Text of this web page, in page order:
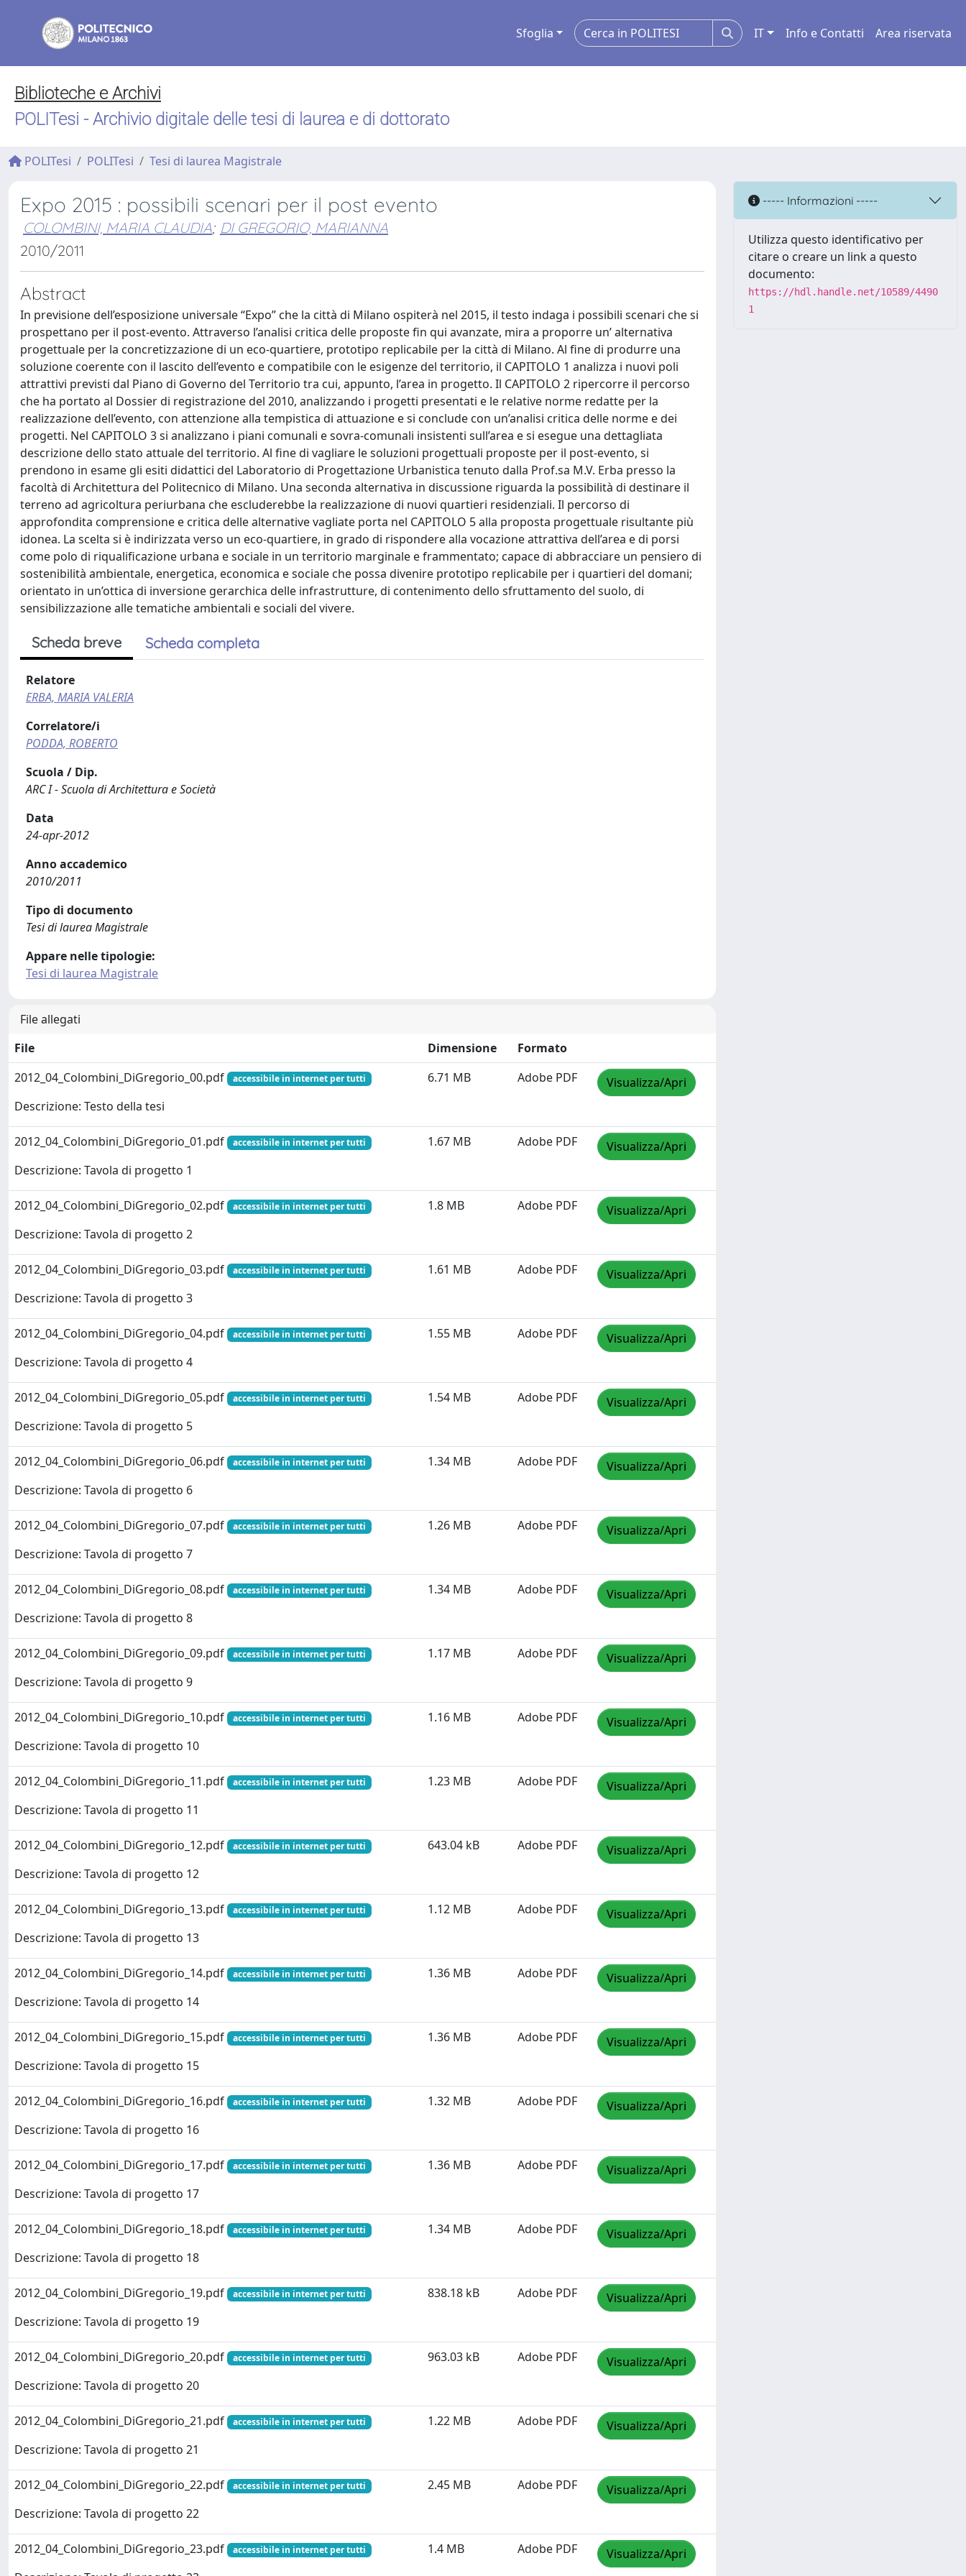
Sfoglia IT Info e Contatti Area riservata
Biblioteche e Archivi
POLITesi - Archivio digitale delle tesi di laurea e di dottorato
POLITesi POLITesi Tesi di laurea Magistrale
Expo 2015 : possibili scenari per il post evento
COLOMBINI, MARIA CLAUDIA; DI GREGORIO, MARIANNA
2010/2011
Abstract
In previsione dell’esposizione universale “Expo” che la città di Milano ospiterà nel 2015, il testo indaga i possibili scenari che si
prospettano per il post-evento. Attraverso l’analisi critica delle proposte fin qui avanzate, mira a proporre un’ alternativa
progettuale per la concretizzazione di un eco-quartiere, prototipo replicabile per la città di Milano. Al fine di produrre una
soluzione coerente con il lascito dell’evento e compatibile con le esigenze del territorio, il CAPITOLO 1 analizza i nuovi poli
attrattivi previsti dal Piano di Governo del Territorio tra cui, appunto, l’area in progetto. Il CAPITOLO 2 ripercorre il percorso
che ha portato al Dossier di registrazione del 2010, analizzando i progetti presentati e le relative norme redatte per la
realizzazione dell’evento, con attenzione alla tempistica di attuazione e si conclude con un’analisi critica delle norme e dei
progetti. Nel CAPITOLO 3 si analizzano i piani comunali e sovra-comunali insistenti sull’area e si esegue una dettagliata
descrizione dello stato attuale del territorio. Al fine di vagliare le soluzioni progettuali proposte per il post-evento, si
prendono in esame gli esiti didattici del Laboratorio di Progettazione Urbanistica tenuto dalla Prof.sa M.V. Erba presso la
facoltà di Architettura del Politecnico di Milano. Una seconda alternativa in discussione riguarda la possibilità di destinare il
terreno ad agricoltura periurbana che escluderebbe la realizzazione di nuovi quartieri residenziali. Il percorso di
approfondita comprensione e critica delle alternative vagliate porta nel CAPITOLO 5 alla proposta progettuale risultante più
idonea. La scelta si è indirizzata verso un eco-quartiere, in grado di rispondere alla vocazione attrattiva dell’area e di porsi
come polo di riqualificazione urbana e sociale in un territorio marginale e frammentato; capace di abbracciare un pensiero di
sostenibilità ambientale, energetica, economica e sociale che possa divenire prototipo replicabile per i quartieri del domani;
orientato in un’ottica di inversione gerarchica delle infrastrutture, di contenimento dello sfruttamento del suolo, di
sensibilizzazione alle tematiche ambientali e sociali del vivere.
Scheda breve Scheda completa
Relatore
ERBA, MARIA VALERIA
Correlatore/i
PODDA, ROBERTO
Scuola / Dip.
ARC I - Scuola di Architettura e Società
Data
24-apr-2012
Anno accademico
2010/2011
Tipo di documento
Tesi di laurea Magistrale
Appare nelle tipologie:
Tesi di laurea Magistrale
File allegati
File
Dimensione
Formato
2012_04_Colombini_DiGregorio_00.pdf
accessibile in internet per tutti
Descrizione: Testo della tesi
6.71 MB Adobe PDF Visualizza/Apri
2012_04_Colombini_DiGregorio_01.pdf accessibile in internet per tutti
Descrizione: Tavola di progetto 1
1.67 MB Adobe PDF Visualizza/Apri
2012_04_Colombini_DiGregorio_02.pdf accessibile in internet per tutti
Descrizione: Tavola di progetto 2
1.8 MB Adobe PDF Visualizza/Apri
2012_04_Colombini_DiGregorio_03.pdf accessibile in internet per tutti
Descrizione: Tavola di progetto 3
1.61 MB Adobe PDF Visualizza/Apri
2012_04_Colombini_DiGregorio_04.pdf accessibile in internet per tutti
Descrizione: Tavola di progetto 4
1.55 MB Adobe PDF Visualizza/Apri
2012_04_Colombini_DiGregorio_05.pdf accessibile in internet per tutti
Descrizione: Tavola di progetto 5
1.54 MB Adobe PDF Visualizza/Apri
2012_04_Colombini_DiGregorio_06.pdf accessibile in internet per tutti
Descrizione: Tavola di progetto 6
1.34 MB Adobe PDF Visualizza/Apri
2012_04_Colombini_DiGregorio_07.pdf accessibile in internet per tutti
Descrizione: Tavola di progetto 7
1.26 MB Adobe PDF Visualizza/Apri
2012_04_Colombini_DiGregorio_08.pdf accessibile in internet per tutti
Descrizione: Tavola di progetto 8
1.34 MB Adobe PDF Visualizza/Apri
2012_04_Colombini_DiGregorio_09.pdf accessibile in internet per tutti
Descrizione: Tavola di progetto 9
1.17 MB Adobe PDF Visualizza/Apri
2012_04_Colombini_DiGregorio_10.pdf accessibile in internet per tutti
Descrizione: Tavola di progetto 10
1.16 MB Adobe PDF Visualizza/Apri
2012_04_Colombini_DiGregorio_11.pdf accessibile in internet per tutti
Descrizione: Tavola di progetto 11
1.23 MB Adobe PDF Visualizza/Apri
2012_04_Colombini_DiGregorio_12.pdf accessibile in internet per tutti
Descrizione: Tavola di progetto 12
643.04 kB Adobe PDF Visualizza/Apri
2012_04_Colombini_DiGregorio_13.pdf accessibile in internet per tutti
Descrizione: Tavola di progetto 13
1.12 MB Adobe PDF Visualizza/Apri
2012_04_Colombini_DiGregorio_14.pdf accessibile in internet per tutti
Descrizione: Tavola di progetto 14
1.36 MB Adobe PDF Visualizza/Apri
2012_04_Colombini_DiGregorio_15.pdf accessibile in internet per tutti
Descrizione: Tavola di progetto 15
1.36 MB Adobe PDF Visualizza/Apri
2012_04_Colombini_DiGregorio_16.pdf accessibile in internet per tutti
Descrizione: Tavola di progetto 16
1.32 MB Adobe PDF Visualizza/Apri
2012_04_Colombini_DiGregorio_17.pdf accessibile in internet per tutti
Descrizione: Tavola di progetto 17
1.36 MB Adobe PDF Visualizza/Apri
2012_04_Colombini_DiGregorio_18.pdf accessibile in internet per tutti
Descrizione: Tavola di progetto 18
1.34 MB Adobe PDF Visualizza/Apri
2012_04_Colombini_DiGregorio_19.pdf accessibile in internet per tutti
Descrizione: Tavola di progetto 19
838.18 kB Adobe PDF Visualizza/Apri
2012_04_Colombini_DiGregorio_20.pdf accessibile in internet per tutti
Descrizione: Tavola di progetto 20
963.03 kB Adobe PDF Visualizza/Apri
2012_04_Colombini_DiGregorio_21.pdf accessibile in internet per tutti
Descrizione: Tavola di progetto 21
1.22 MB Adobe PDF Visualizza/Apri
2012_04_Colombini_DiGregorio_22.pdf accessibile in internet per tutti
Descrizione: Tavola di progetto 22
2.45 MB Adobe PDF Visualizza/Apri
2012_04_Colombini_DiGregorio_23.pdf accessibile in internet per tutti 1.4 MB Adobe PDF Visualizza/Apri
----- Informazioni -----
Utilizza questo identificativo per
citare o creare un link a questo
documento:
https://hdl.handle.net/10589/4490
1